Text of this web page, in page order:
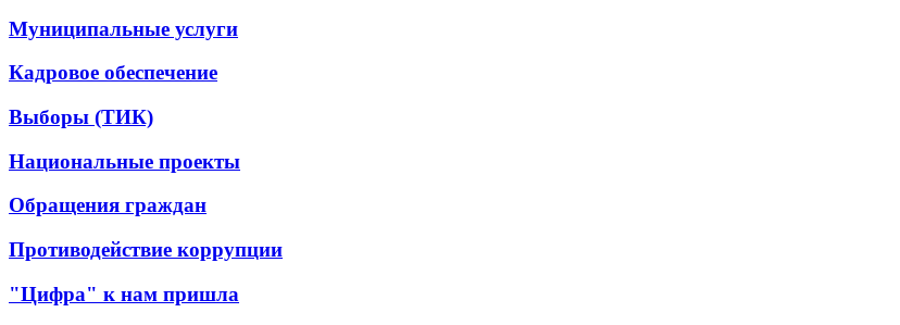
Муниципальные услуги
Кадровое обеспечение
Выборы (ТИК)
Национальные проекты
Обращения граждан
Противодействие коррупции
"Цифра" к нам пришла